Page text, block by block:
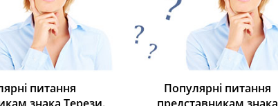
питання
Популярні питання